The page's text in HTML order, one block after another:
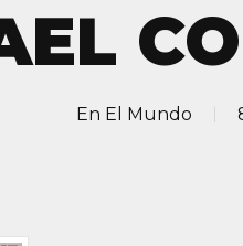
En El Mundo